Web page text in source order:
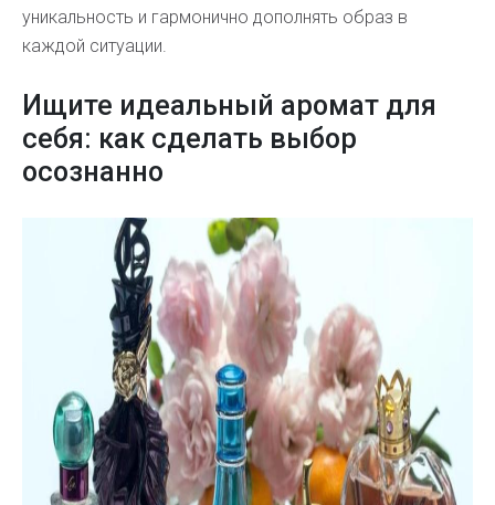
уникальность и гармонично дополнять образ в
каждой ситуации.
Ищите идеальный аромат для
себя: как сделать выбор
осознанно